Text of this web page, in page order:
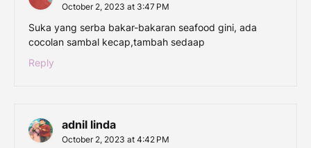
October 2, 2023 at 3:47 PM
Suka yang serba bakar-bakaran seafood gini, ada
cocolan sambal kecap,tambah sedaap
Reply
adnil linda
October 2, 2023 at 4:42 PM